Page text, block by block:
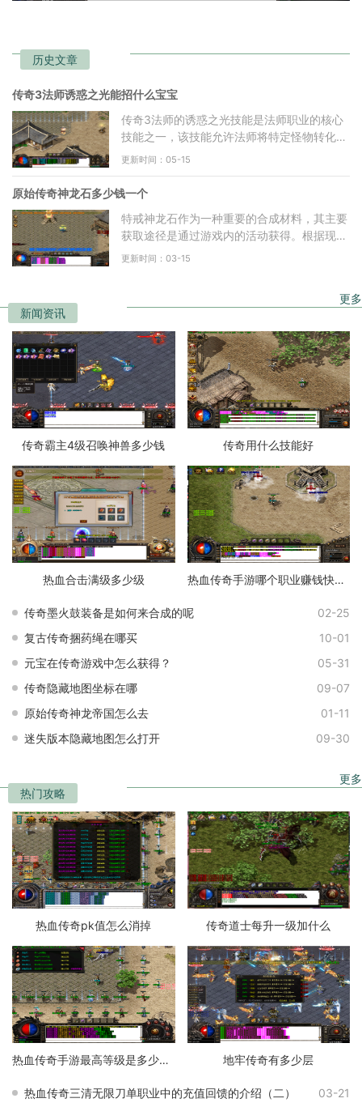
历史文章
传奇3法师诱惑之光能招什么宝宝
传奇3法师的诱惑之光技能是法师职业的核心
技能之一，该技能允许法师将特定怪物转化为
自己的召唤物。诱惑之光从13级开始可以修
更新时间：05-15
原始传奇神龙石多少钱一个
特戒神龙石作为一种重要的合成材料，其主要
获取途径是通过游戏内的活动获得。根据现有
信息，玩家通常可以在金叶子商店中兑换特戒
更新时间：03-15
新闻资讯
更多
传奇霸主4级召唤神兽多少钱 传奇用什么技能好
热血合击满级多少级 热血传奇手游哪个职业赚钱快一点
传奇墨火鼓装备是如何来合成的呢
02-25
复古传奇捆药绳在哪买
10-01
元宝在传奇游戏中怎么获得？
05-31
传奇隐藏地图坐标在哪
09-07
原始传奇神龙帝国怎么去
01-11
迷失版本隐藏地图怎么打开
09-30
热门攻略
更多
热血传奇pk值怎么消掉 传奇道士每升一级加什么
热血传奇手游最高等级是多少级的 地牢传奇有多少层
热血传奇三清无限刀单职业中的充值回馈的介绍（二） 03-21